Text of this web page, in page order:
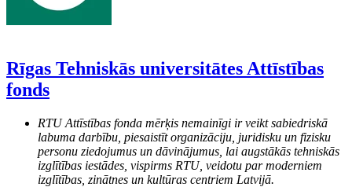
Rīgas Tehniskās universitātes Attīstības
fonds
RTU Attīstības fonda mērķis nemainīgi ir veikt sabiedriskā
labuma darbību, piesaistīt organizāciju, juridisku un fizisku
personu ziedojumus un dāvinājumus, lai augstākās tehniskās
izglītības iestādes, vispirms RTU, veidotu par moderniem
izglītības, zinātnes un kultūras centriem Latvijā.